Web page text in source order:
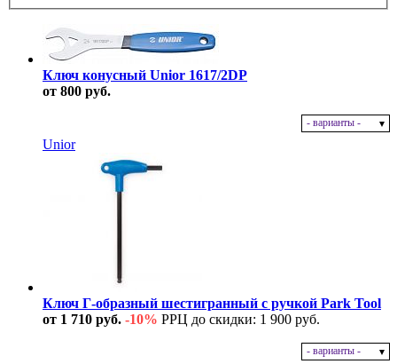
Ключ конусный Unior 1617/2DP
от 800 руб.
- варианты -
Unior
Ключ Г-образный шестигранный с ручкой Park Tool
от 1 710 руб. -10% РРЦ до скидки: 1 900 руб.
- варианты -